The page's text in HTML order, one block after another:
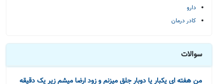
دارو
کادر درمان
سوالات
من هفته ای یکبار یا دوبار جلق میزنم و زود ارضا میشم زیر یک دقیقه